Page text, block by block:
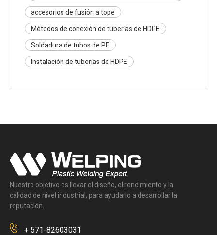
accesorios de fusión a tope
Métodos de conexión de tuberías de HDPE
Soldadura de tubos de PE
Instalación de tuberías de HDPE
Nuestro objetivo es llevar el diseño, el rendimiento y la
calidad de nivel industrial, para ayudarlo a desarrollar la
reputación.
+ 571-82603031